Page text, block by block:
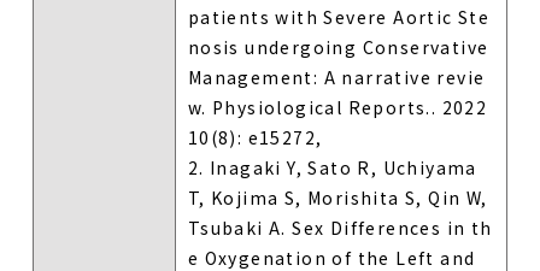
patients with Severe Aortic Ste
nosis undergoing Conservative
Management: A narrative revie
w. Physiological Reports.. 2022
10(8): e15272,
2. Inagaki Y, Sato R, Uchiyama
T, Kojima S, Morishita S, Qin W,
Tsubaki A. Sex Differences in th
e Oxygenation of the Left and